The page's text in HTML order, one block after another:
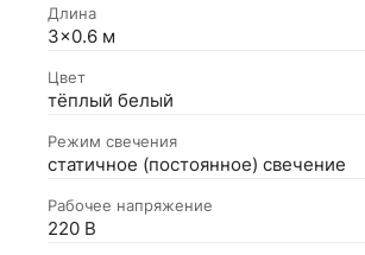
Длина
3×0.6 м
Цвет
тёплый белый
Режим свечения
статичное (постоянное) свечение
Рабочее напряжение
220 В